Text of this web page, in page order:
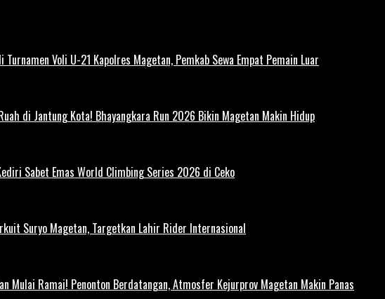
Voli U-21 Kapolres Magetan, Pemkab Sewa Empat Pemain Luar
di Jantung Kota! Bhayangkara Run 2026 Bikin Magetan Makin Hidup
Sabet Emas World Climbing Series 2026 di Ceko
Suryo Magetan, Targetkan Lahir Rider Internasional
Mulai Ramai! Penonton Berdatangan, Atmosfer Kejurprov Magetan Makin Panas